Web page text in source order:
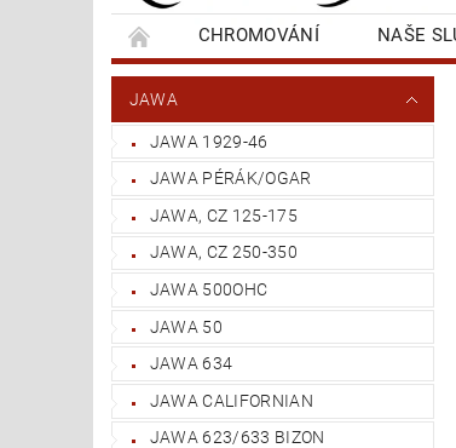
CHROMOVÁNÍ NAŠE
BANKOVNÍ SPOJENÍ
NAPIŠTE
JAWA
JAWA 1929-46
JAWA PÉRÁK/OGAR
JAWA, CZ 125-175
JAWA, CZ 250-350
JAWA 500OHC
JAWA 50
JAWA 634
JAWA CALIFORNIAN
JAWA 623/633 BIZON